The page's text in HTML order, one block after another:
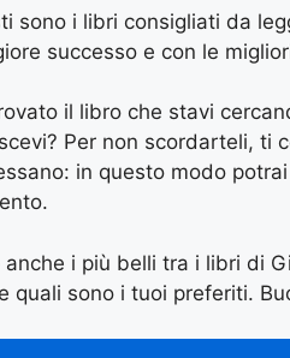
sono i libri consigliati da
successo e con le
il libro che stavi
Per non scordarteli, ti
in questo modo
anche i più belli tra i libri di
quali sono i tuoi preferiti.